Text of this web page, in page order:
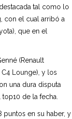
tal como lo
con el cual arribó a
que en el
(Renault
C4 Lounge), y los
una dura disputa
de la fecha.
en su haber, y